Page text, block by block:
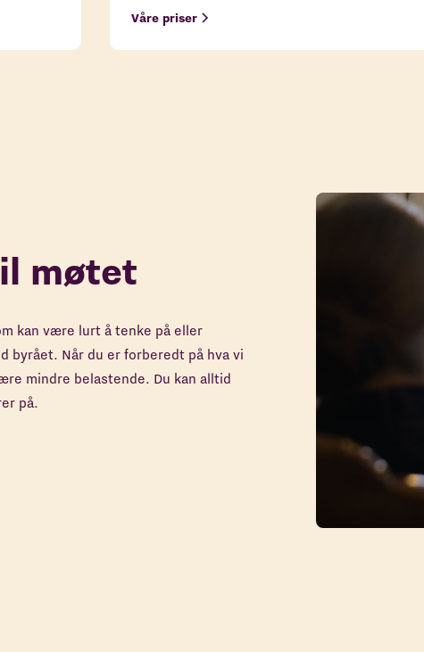
Våre priser
møtet
kan være lurt å tenke på eller
byrået. Når du er forberedt på hva vi
mindre belastende. Du kan alltid
på.